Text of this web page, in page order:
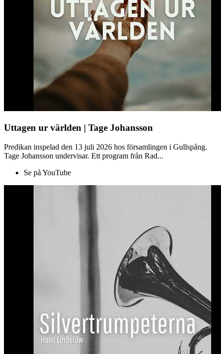
Uttagen ur världen | Tage Johansson
Predikan inspelad den 13 juli 2026 hos församlingen i Gullspång.
Tage Johansson undervisar. Ett program från Rad...
Se på YouTube